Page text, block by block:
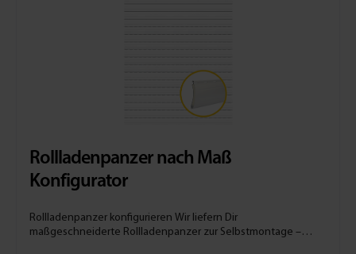
Rollladenpanzer nach Maß
Konfigurator
Rollladenpanzer konfigurieren Wir liefern Dir
maßgeschneiderte Rollladenpanzer zur Selbstmontage –